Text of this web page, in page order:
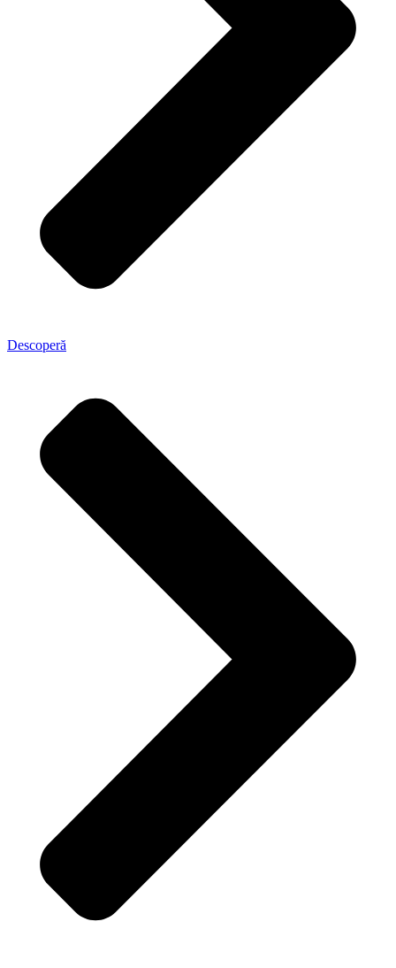
Descoperă